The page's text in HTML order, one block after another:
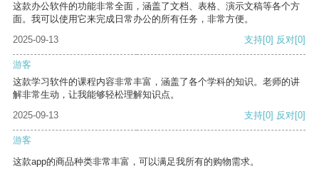
这款办公软件的功能非常全面，涵盖了文档、表格、演示文稿等各个方
面。我可以使用它来完成日常办公的所有任务，非常方便。
2025-09-13
支持[0] 反对[0]
游客
这款学习软件的课程内容非常丰富，涵盖了各个学科的知识。老师的讲
解非常生动，让我能够轻松理解知识点。
2025-09-13
支持[0] 反对[0]
游客
这款app的商品种类非常丰富，可以满足我所有的购物需求。